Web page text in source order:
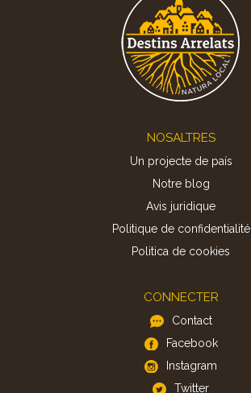
NOSALTRES
Un projecte de país
Notre blog
Avis juridique
Politique de confidentialité
Politica de cookies
CONNECTER
Contact
Facebook
Instagram
Twitter